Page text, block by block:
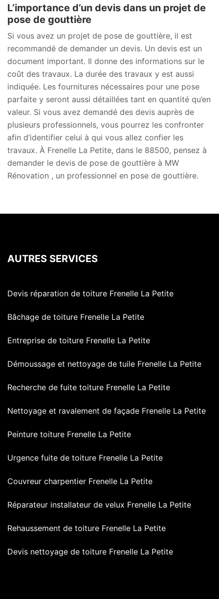
L’importance d’un devis dans un projet de
pose de gouttière
Si vous avez un projet de pose de gouttière, il est
recommandé de demander un devis. Un devis est un
document important. Il donne des informations sur le
coût des travaux. La durée des travaux y est aussi
indiquée. Les fournitures nécessaires pour une pose
parfaite y seront aussi détaillées tant en quantité qu’en
valeur. Si vous avez demandé des devis auprès de
plusieurs professionnels, vous pourrez les confronter
afin d’identifier celui à qui vous allez confier les
travaux. À Frenelle La Petite, dans le 88500, pensez à
demander le devis de pose de gouttière à MW
Rénovation , un professionnel en pose de gouttière.
AUTRES SERVICES
Devis réparation de toiture Frenelle La Petite
Bâchage de toiture Frenelle La Petite
Entreprise de toiture Frenelle La Petite
Démoussage et nettoyage de tuile Frenelle La Petite
Recherche de fuite toiture Frenelle La Petite
Nettoyage et ravalement de façade Frenelle La Petite
Peinture toiture Frenelle La Petite
Urgence fuite de toiture Frenelle La Petite
Couvreur charpentier Frenelle La Petite
Réparateur installateur de velux Frenelle La Petite
Rehaussement de toiture Frenelle La Petite
Devis nettoyage de toiture Frenelle La Petite